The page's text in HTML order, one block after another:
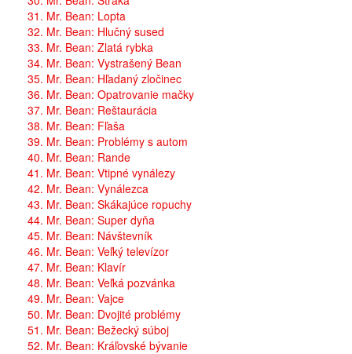
31. Mr. Bean: Lopta
32. Mr. Bean: Hlučný sused
33. Mr. Bean: Zlatá rybka
34. Mr. Bean: Vystrašený Bean
35. Mr. Bean: Hľadaný zločinec
36. Mr. Bean: Opatrovanie mačky
37. Mr. Bean: Reštaurácia
38. Mr. Bean: Fľaša
39. Mr. Bean: Problémy s autom
40. Mr. Bean: Rande
41. Mr. Bean: Vtipné vynálezy
42. Mr. Bean: Vynálezca
43. Mr. Bean: Skákajúce ropuchy
44. Mr. Bean: Super dyňa
45. Mr. Bean: Návštevník
46. Mr. Bean: Veľký televízor
47. Mr. Bean: Klavír
48. Mr. Bean: Veľká pozvánka
49. Mr. Bean: Vajce
50. Mr. Bean: Dvojité problémy
51. Mr. Bean: Bežecký súboj
52. Mr. Bean: Kráľovské bývanie